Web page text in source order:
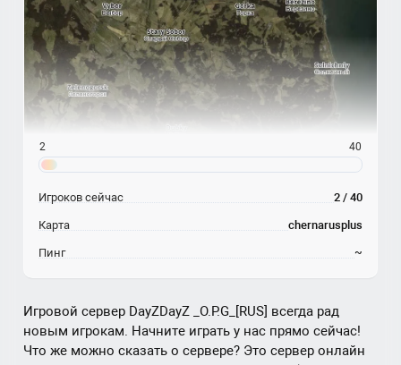
Игровой сервер DayZDayZ _O.P.G_[RUS] всегда рад
новым игрокам. Начните играть у нас прямо сейчас!
Что же можно сказать о сервере? Это сервер онлайн
2 40
Игроков сейчас 2 / 40
Карта chernarusplus
Пинг ~